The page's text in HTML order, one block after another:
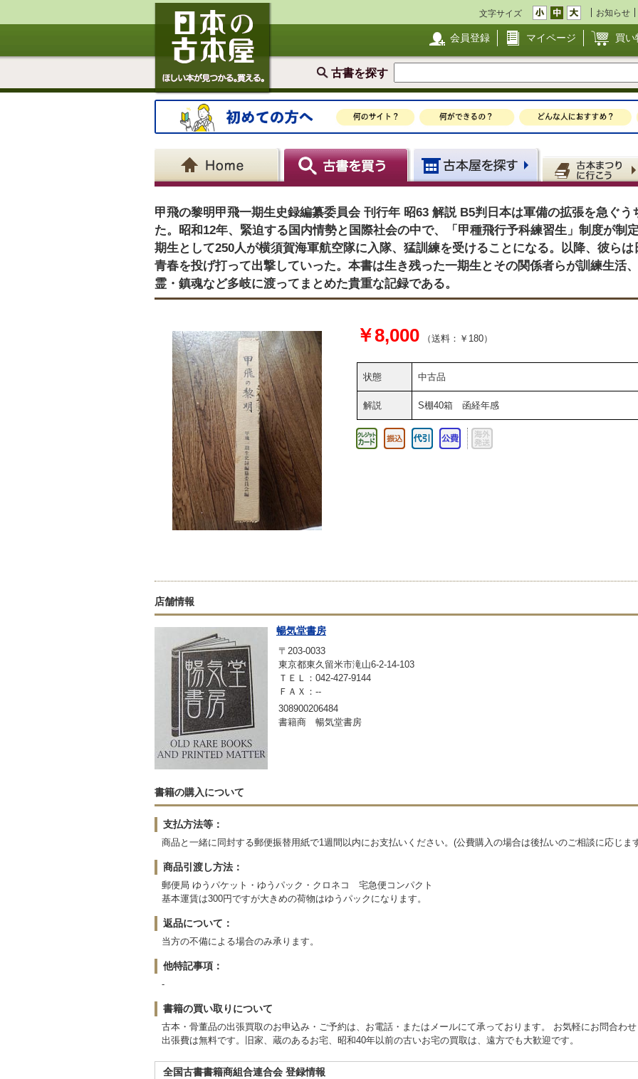
文字サイズ お知らせ
会員登録 マイページ 買い
古書を探す
甲飛の黎明甲飛一期生史録編纂委員会 刊行年 昭63 解説 B5判日本は軍備の拡張を急ぐ
た。昭和12年、緊迫する国内情勢と国際社会の中で、「甲種飛行予科練習生」制度が制
期生として250人が横須賀海軍航空隊に入隊、猛訓練を受けることになる。以降、彼ら
青春を投げ打って出撃していった。本書は生き残った一期生とその関係者らが訓練生活
霊・鎮魂など多岐に渡ってまとめた貴重な記録である。
￥8,000 （送料：￥180）
状態 中古品
解説 S棚40箱 函経年感
店舗情報
暢気堂書房
〒203-0033
東京都東久留米市滝山6-2-14-103
ＴＥＬ：042-427-9144
ＦＡＸ：--
308900206484
書籍商 暢気堂書房
書籍の購入について
支払方法等：
商品と一緒に同封する郵便振替用紙で1週間以内にお支払いください。(公費購入の場合は後払いのご相談に応じま
商品引渡し方法：
郵便局 ゆうパケット・ゆうパック・クロネコ 宅急便コンパクト
基本運賃は300円ですが大きめの荷物はゆうパックになります。
返品について：
当方の不備による場合のみ承ります。
他特記事項：
-
書籍の買い取りについて
古本・骨董品の出張買取のお申込み・ご予約は、お電話・またはメールにて承っております。 お気軽にお問合わ
出張費は無料です。旧家、蔵のあるお宅、昭和40年以前の古いお宅の買取は、遠方でも大歓迎です。
全国古書書籍商組合連合会 登録情報